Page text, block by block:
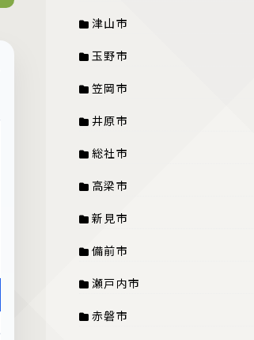
津山市
玉野市
笠岡市
井原市
総社市
高梁市
新見市
備前市
瀬戸内市
赤磐市